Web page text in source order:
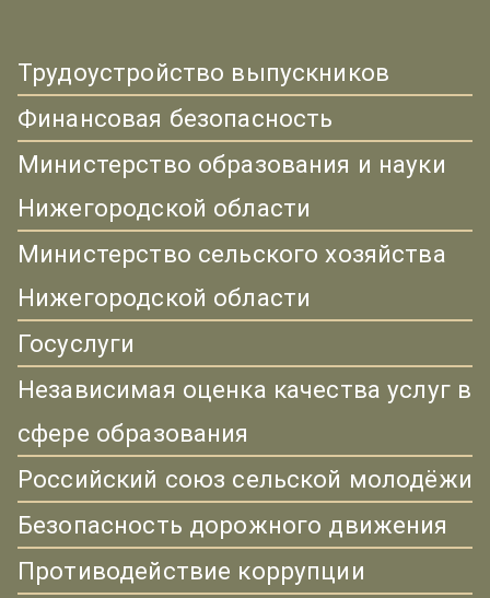
Трудоустройство выпускников
Финансовая безопасность
Министерство образования и науки
Нижегородской области
Министерство сельского хозяйства
Нижегородской области
Госуслуги
Независимая оценка качества услуг в
сфере образования
Российский союз сельской молодёжи
Безопасность дорожного движения
Противодействие коррупции